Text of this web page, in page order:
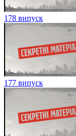
178 випуск
177 випуск